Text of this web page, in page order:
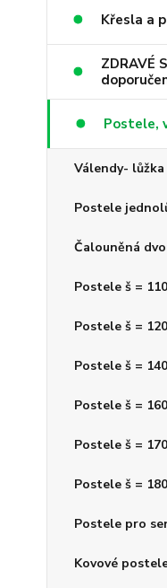
Křesla a
ZDRAVÉ
Postele,
Válendy- lůžka
Postele
Čalouněná
Postele š =
Postele š =
Postele š =
Postele š =
Postele š =
Postele š =
Postele pro
Kovové